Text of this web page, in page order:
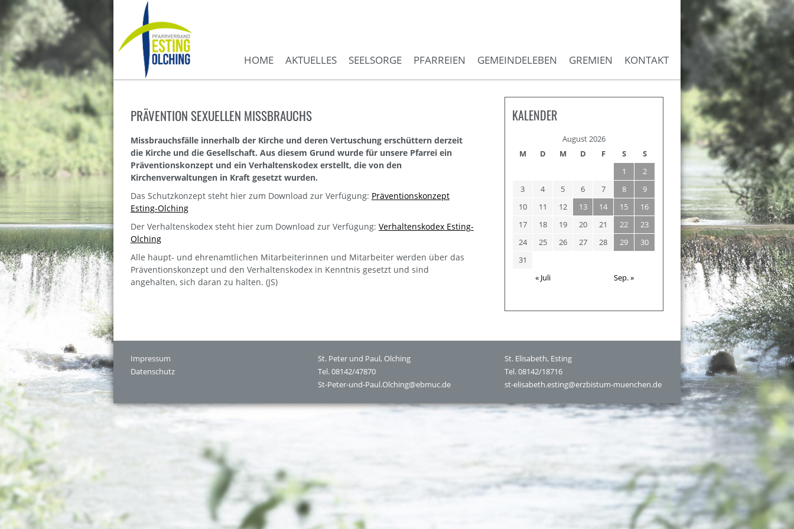
HOME AKTUELLES SEELSORGE PFARREIEN GEMEINDELEBEN GREMIEN KONTAKT
PRÄVENTION SEXUELLEN MISSBRAUCHS
Missbrauchsfälle innerhalb der Kirche und deren Vertuschung erschüttern derzeit
die Kirche und die Gesellschaft. Aus diesem Grund wurde für unsere Pfarrei ein
Präventionskonzept und ein Verhaltenskodex erstellt, die von den
Kirchenverwaltungen in Kraft gesetzt wurden.
Das Schutzkonzept steht hier zum Download zur Verfügung: Präventionskonzept
Esting-Olching
Der Verhaltenskodex steht hier zum Download zur Verfügung: Verhaltenskodex Esting-
Olching
Alle haupt- und ehrenamtlichen Mitarbeiterinnen und Mitarbeiter werden über das
Präventionskonzept und den Verhaltenskodex in Kenntnis gesetzt und sind
angehalten, sich daran zu halten. (JS)
KALENDER
August 2026
M
D M D F S
S
1
2
3
4 5 6 7 8
9
10
11 12 13 14 15
16
17
18 19 20 21 22
23
24
25 26 27 28 29
30
31
« Juli
Sep. »
Impressum
Datenschutz
St. Peter und Paul, Olching
Tel. 08142/47870
St-Peter-und-Paul.Olching@ebmuc.de
St. Elisabeth, Esting
Tel. 08142/18716
st-elisabeth.esting@erzbistum-muenchen.de